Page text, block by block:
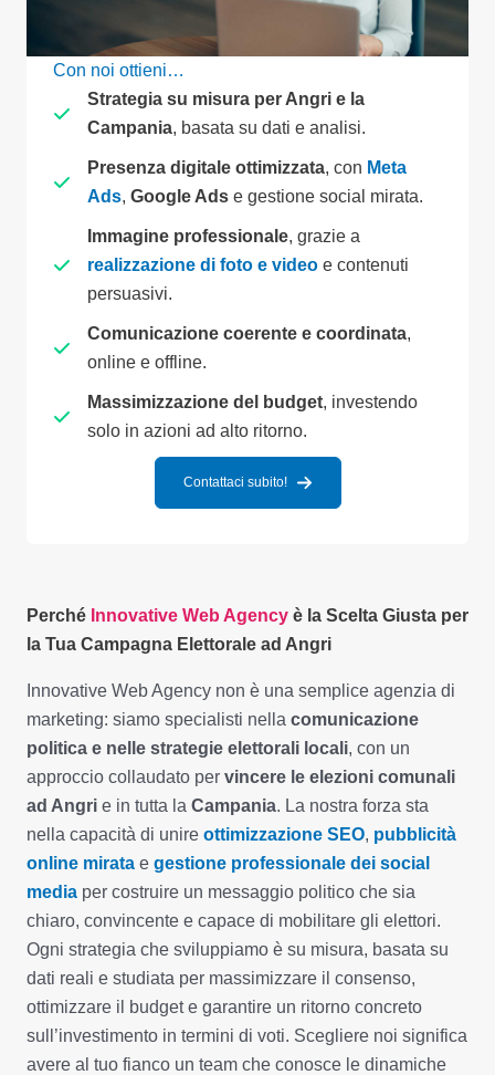
Con noi ottieni…
Strategia su misura per Angri e la
Campania, basata su dati e analisi.
Presenza digitale ottimizzata, con Meta
Ads, Google Ads e gestione social mirata.
Immagine professionale, grazie a
realizzazione di foto e video e contenuti
persuasivi.
Comunicazione coerente e coordinata,
online e offline.
Massimizzazione del budget, investendo
solo in azioni ad alto ritorno.
Contattaci subito!
Perché Innovative Web Agency è la Scelta Giusta per
la Tua Campagna Elettorale ad Angri
Innovative Web Agency non è una semplice agenzia di
marketing: siamo specialisti nella comunicazione
politica e nelle strategie elettorali locali, con un
approccio collaudato per vincere le elezioni comunali
ad Angri e in tutta la Campania. La nostra forza sta
nella capacità di unire ottimizzazione SEO, pubblicità
online mirata e gestione professionale dei social
media per costruire un messaggio politico che sia
chiaro, convincente e capace di mobilitare gli elettori.
Ogni strategia che sviluppiamo è su misura, basata su
dati reali e studiata per massimizzare il consenso,
ottimizzare il budget e garantire un ritorno concreto
sull’investimento in termini di voti. Scegliere noi significa
avere al tuo fianco un team che conosce le dinamiche